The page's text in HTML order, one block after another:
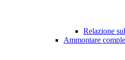
Relazione
Ammontare